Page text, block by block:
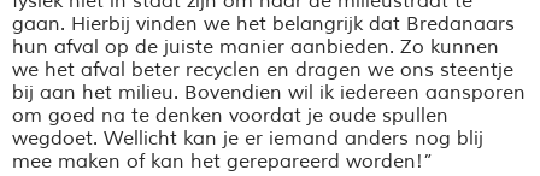
gaan. Hierbij vinden we het belangrijk dat Bredanaars
hun afval op de juiste manier aanbieden. Zo kunnen
we het afval beter recyclen en dragen we ons steentje
bij aan het milieu. Bovendien wil ik iedereen aansporen
om goed na te denken voordat je oude spullen
wegdoet. Wellicht kan je er iemand anders nog blij
mee maken of kan het gerepareerd worden!”